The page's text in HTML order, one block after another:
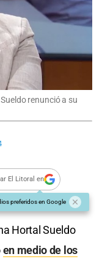
renunció a su
El Litoral en
preferidos en Google
Hortal Sueldo
en medio de los